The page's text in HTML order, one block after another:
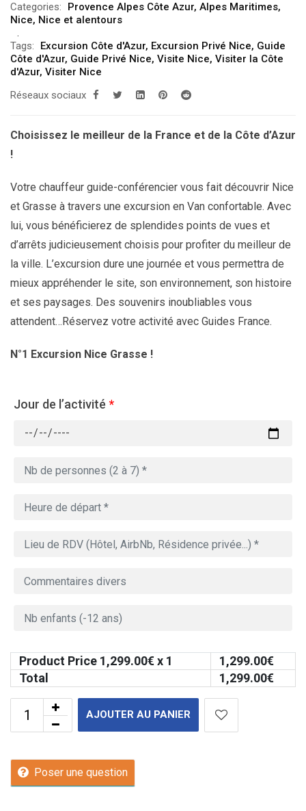
Categories: Provence Alpes Côte Azur, Alpes Maritimes,
Nice, Nice et alentours
Tags: Excursion Côte d'Azur, Excursion Privé Nice, Guide
Côte d'Azur, Guide Privé Nice, Visite Nice, Visiter la Côte
d'Azur, Visiter Nice
Réseaux sociaux
Choisissez le meilleur de la France et de la Côte d’Azur
!
Votre chauffeur guide-conférencier vous fait découvrir Nice
et Grasse à travers une excursion en Van confortable. Avec
lui, vous bénéficierez de splendides points de vues et
d’arrêts judicieusement choisis pour profiter du meilleur de
la ville. L’excursion dure une journée et vous permettra de
mieux appréhender le site, son environnement, son histoire
et ses paysages. Des souvenirs inoubliables vous
attendent…Réservez votre activité avec Guides France.
N°1 Excursion Nice Grasse !
Jour de l’activité *
Product Price 1,299.00€ x 1 1,299.00€
Total
1,299.00€
AJOUTER AU PANIER
Poser une question